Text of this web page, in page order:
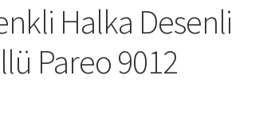
Halka Desenli
Pareo 9012